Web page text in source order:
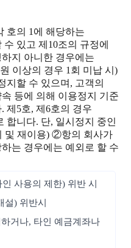
호의 1에 해당하는
있고 제10조의 규정에
지 아니한 경우에는
이상의 경우 1회 미납 시)
지할 수 있으며, 고객의
등에 의해 이용정지 기준
제5호, 제6호의 경우
합니다. 단, 일시정지 중인
및 재이용) ②항의 회사가
는 경우에는 예외로 할 수
사용의 제한) 위반 시
설) 위반시
거나, 타인 예금계좌나